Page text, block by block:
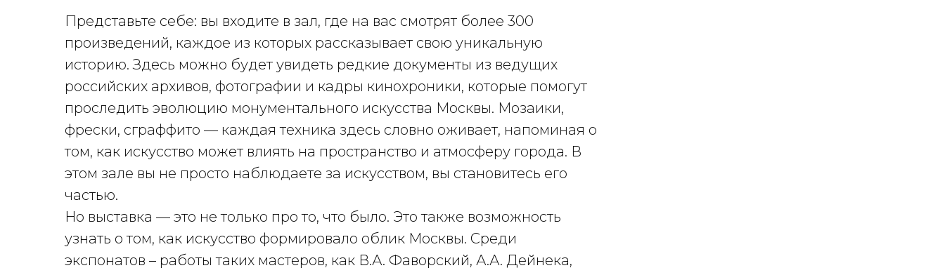
Представьте себе: вы входите в зал, где на вас смотрят более 300
произведений, каждое из которых рассказывает свою уникальную
историю. Здесь можно будет увидеть редкие документы из ведущих
российских архивов, фотографии и кадры кинохроники, которые помогут
проследить эволюцию монументального искусства Москвы. Мозаики,
фрески, сграффито — каждая техника здесь словно оживает, напоминая о
том, как искусство может влиять на пространство и атмосферу города. В
этом зале вы не просто наблюдаете за искусством, вы становитесь его
частью.
Но выставка — это не только про то, что было. Это также возможность
узнать о том, как искусство формировало облик Москвы. Среди
экспонатов – работы таких мастеров, как В.А. Фаворский, А.А. Дейнека,